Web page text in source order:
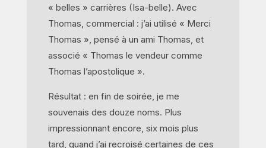
« belles » carrières (Isa-belle). Avec
Thomas, commercial : j’ai utilisé « Merci
Thomas », pensé à un ami Thomas, et
associé « Thomas le vendeur comme
Thomas l’apostolique ».
Résultat : en fin de soirée, je me
souvenais des douze noms. Plus
impressionnant encore, six mois plus
tard, quand j’ai recroisé certaines de ces